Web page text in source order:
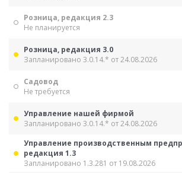
Розница, редакция 2.3
Не планируется
Розница, редакция 3.0
Запланировано 3.0.14.* от 24.08.2026
Садовод
Не требуется
Управление нашей фирмой
Запланировано 3.0.14.* от 24.08.2026
Управление производственным
редакция 1.3
Запланировано 1.3.281 от 19.08.2026